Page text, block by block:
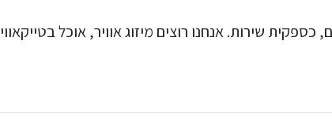
שירות. אנחנו רוצים מיזוג אוויר, אוכל בטייקאווי